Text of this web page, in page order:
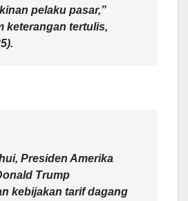
pelaku pasar,”
keterangan tertulis,
Presiden Amerika
Trump
kebijakan tarif dagang